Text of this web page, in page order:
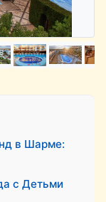
в Шарме:
с Детьми